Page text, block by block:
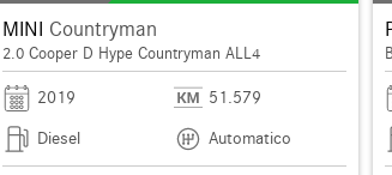
MINI Countryman
2.0 Cooper D Hype Countryman ALL4
2019
51.579
Diesel
Automatico